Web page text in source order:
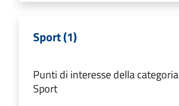
Sport (1)
Punti di interesse della categoria
Sport